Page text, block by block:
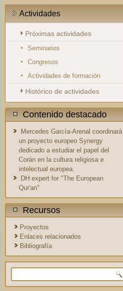
Actividades
Próximas actividades
Seminarios
Congresos
Actividades de formación
Histórico de actividades
Contenido destacado
Mercedes García-Arenal coordinará
un proyecto europeo Synergy
dedicado a estudiar el papel del
Corán en la cultura religiosa e
intelectual europea.
DH expert for "The European
Qur'an"
Recursos
Proyectos
Enlaces relacionados
Bibliografía
Formulario de búsqueda